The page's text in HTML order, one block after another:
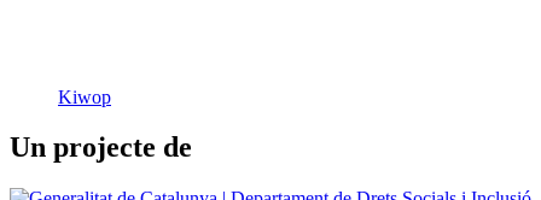
Kiwop
Un projecte de